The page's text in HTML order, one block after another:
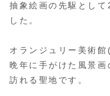
抽象絵画の先駆とし
した。
オランジュリー美術
晩年に手がけた風景
訪れる聖地です。